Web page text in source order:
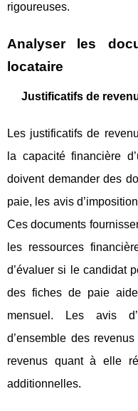
rigoureuses.
Analyser les
locataire
Justificatifs de
Les justificatifs de
la capacité financière
doivent demander des
paie, les avis
Ces documents
les ressources
d’évaluer si le candidat
des fiches de paie
mensuel. Les avis
d’ensemble des
revenus quant à elle
additionnelles.